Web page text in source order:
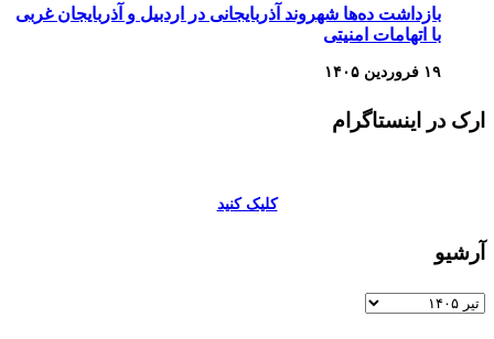
بازداشت ده‌ها شهروند آذربایجانی در اردبیل و آذربایجان غربی
با اتهامات امنیتی
۱۹ فروردین ۱۴۰۵
ارک در اینستاگرام
کلیک کنید
آرشیو
آرشیو